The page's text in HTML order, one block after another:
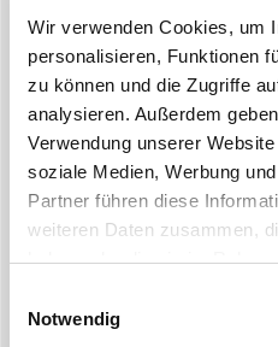
Wir verwenden Cookies, um
personalisieren, Funktionen
zu können und die Zugriffe
analysieren. Außerdem
Verwendung unserer
soziale Medien, Werbung
Partner führen diese
weiteren Daten zusammen,
haben oder die sie im
Notwendig
Burg-Wächter
Vorhangschloss Messing
Schlüsseln